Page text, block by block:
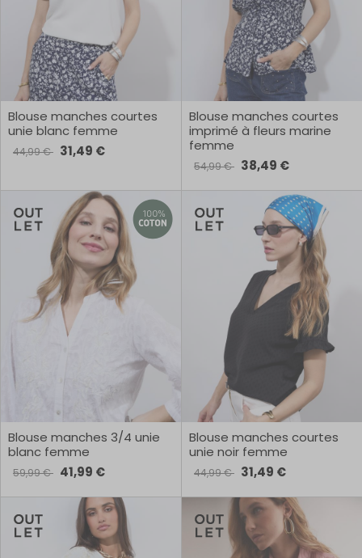
Blouse manches courtes
unie blanc femme
44,99 € 31,49 €
Blouse manches courtes
imprimé à fleurs marine
femme
54,99 € 38,49 €
Blouse manches 3/4 unie
blanc femme
59,99 € 41,99 €
Blouse manches courtes
unie noir femme
44,99 € 31,49 €